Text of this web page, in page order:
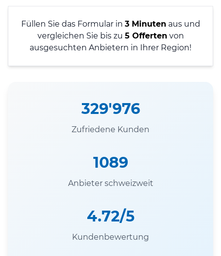
Füllen Sie das Formular in 3 Minuten aus und
vergleichen Sie bis zu 5 Offerten von
ausgesuchten Anbietern in Ihrer Region!
329'976
Zufriedene Kunden
1089
Anbieter schweizweit
4.72/5
Kundenbewertung